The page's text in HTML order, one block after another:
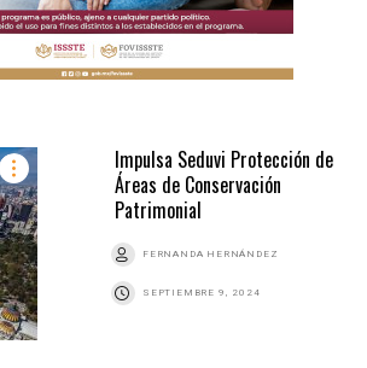
Impulsa Seduvi Protección de
Áreas de Conservación
Patrimonial
FERNANDA HERNÁNDEZ
SEPTIEMBRE 9, 2024